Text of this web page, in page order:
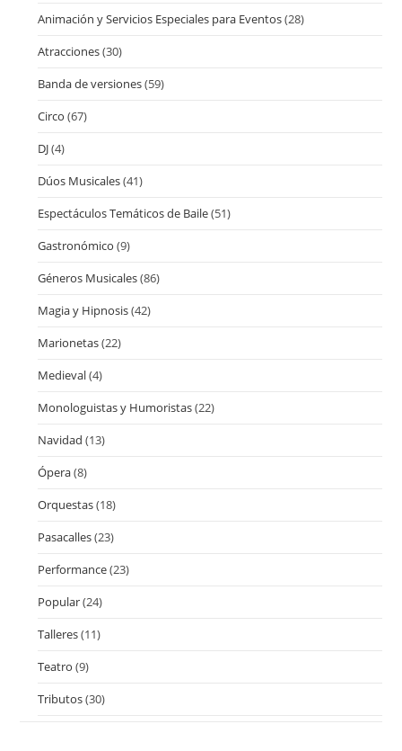
Animación y Servicios Especiales para Eventos(28)
Atracciones(30)
Banda de versiones(59)
Circo (67)
DJ(4)
Dúos Musicales(41)
Espectáculos Temáticos de Baile(51)
Gastronómico (9)
Géneros Musicales(86)
Magia y Hipnosis(42)
Marionetas(22)
Medieval(4)
Monologuistas y Humoristas(22)
Navidad (13)
Ópera(8)
Orquestas(18)
Pasacalles(23)
Performance(23)
Popular(24)
Talleres(11)
Teatro (9)
Tributos(30)